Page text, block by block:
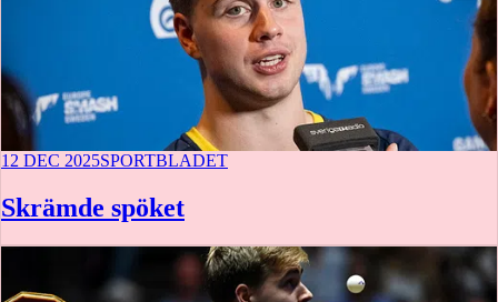
12 DEC 2025SPORTBLADET
Skrämde spöket